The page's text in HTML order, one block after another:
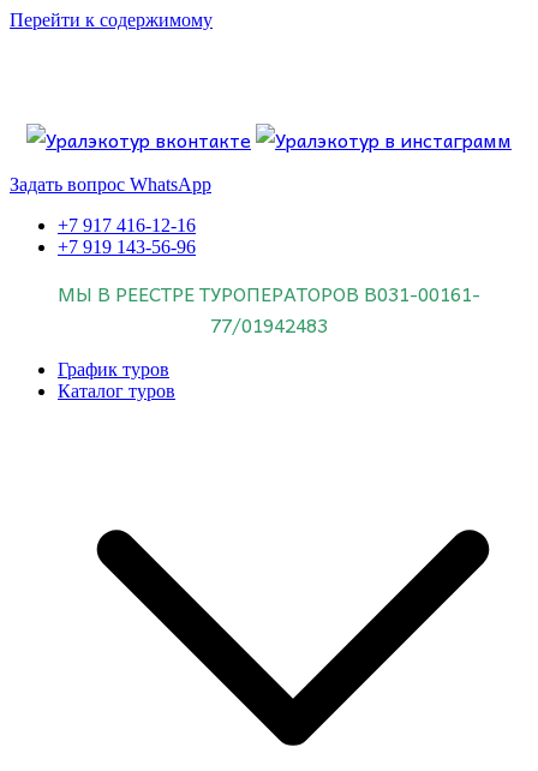
Перейти к содержимому
Знайте об этом.
Задать вопрос WhatsApp
+7 917 416-12-16
+7 919 143-56-96
МЫ В РЕЕСТРЕ ТУРОПЕРАТОРОВ В031-00161-
77/01942483
График туров
Каталог туров